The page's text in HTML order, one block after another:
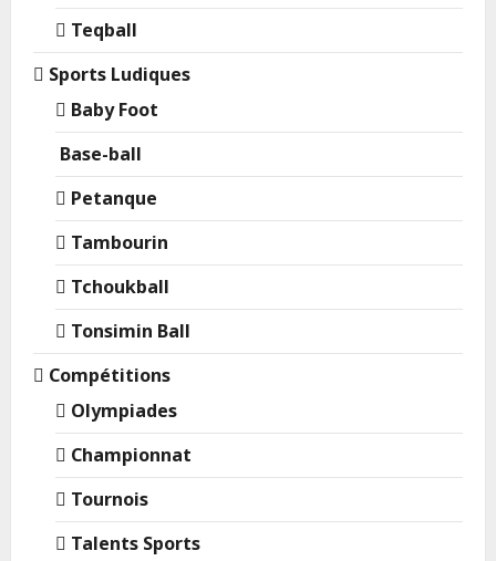
Teqball
Sports Ludiques
Baby Foot
Base-ball
Petanque
Tambourin
Tchoukball
Tonsimin Ball
Compétitions
Olympiades
Championnat
Tournois
Talents Sports